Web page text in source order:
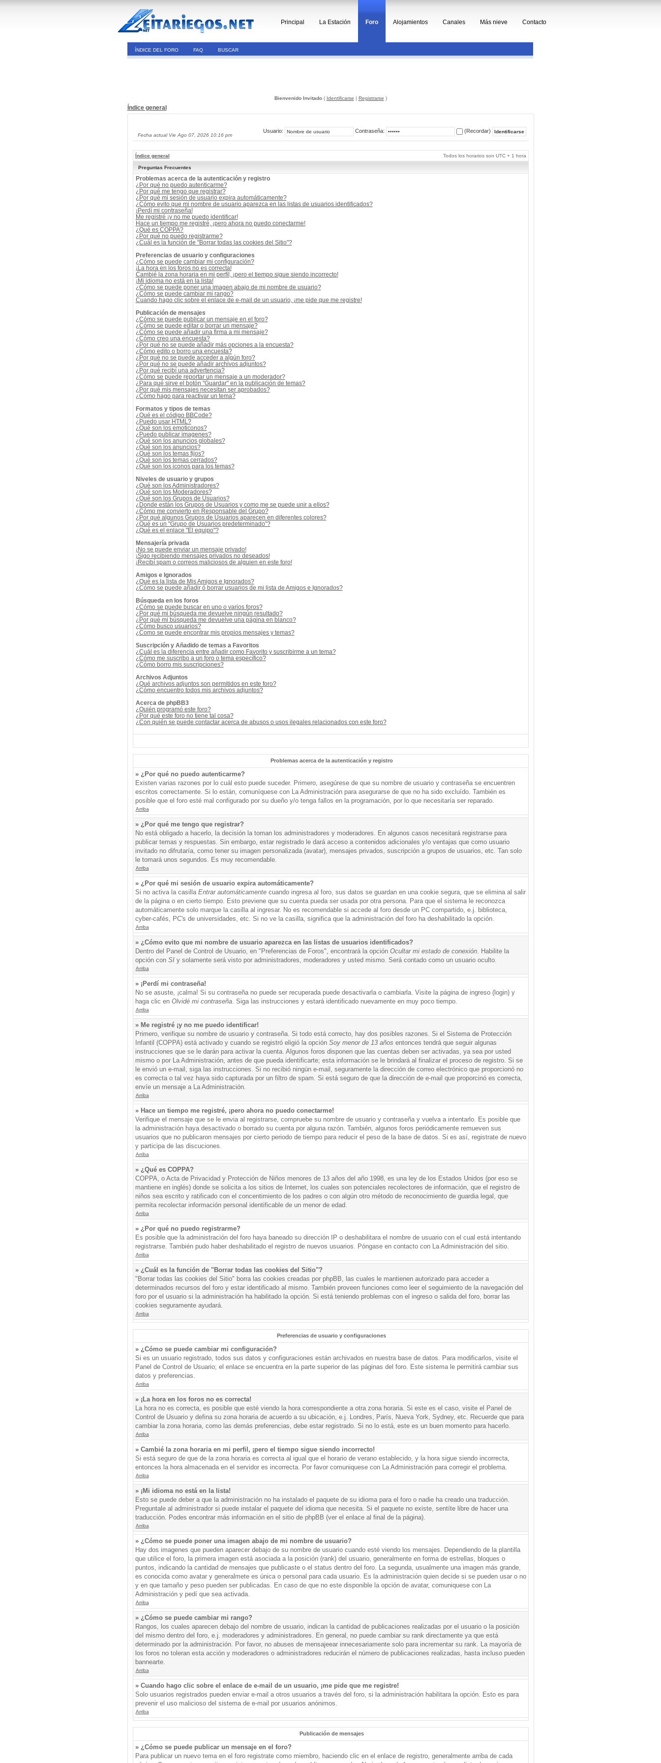
Principal La Estación Foro Alojamientos Canales Más nieve Contacto
ÍNDICE DEL FORO FAQ BUSCAR
Bienvenido Invitado( Identificarse | Registrarse )
Índice general
Fecha actual Vie Ago 07, 2026 10:16 pm
Usuario: Contraseña: (Recordar)
Índice general Todos los horarios son UTC + 1 hora
Preguntas Frecuentes
Problemas acerca de la autenticación y registro
¿Por qué no puedo autenticarme?
¿Por qué me tengo que registrar?
¿Por qué mi sesión de usuario expira automáticamente?
¿Cómo evito que mi nombre de usuario aparezca en las listas de usuarios identificados?
¡Perdí mi contraseña!
Me registré ¡y no me puedo identificar!
Hace un tiempo me registré, ¡pero ahora no puedo conectarme!
¿Qué es COPPA?
¿Por qué no puedo registrarme?
¿Cuál es la función de "Borrar todas las cookies del Sitio"?
Preferencias de usuario y configuraciones
¿Cómo se puede cambiar mi configuración?
¡La hora en los foros no es correcta!
Cambié la zona horaria en mi perfil, ¡pero el tiempo sigue siendo incorrecto!
¡Mi idioma no está en la lista!
¿Cómo se puede poner una imagen abajo de mi nombre de usuario?
¿Cómo se puede cambiar mi rango?
Cuando hago clic sobre el enlace de e-mail de un usuario, ¡me pide que me registre!
Publicación de mensajes
¿Cómo se puede publicar un mensaje en el foro?
¿Cómo se puede editar o borrar un mensaje?
¿Cómo se puede añadir una firma a mi mensaje?
¿Cómo creo una encuesta?
¿Por qué no se puede añadir más opciones a la encuesta?
¿Cómo edito o borro una encuesta?
¿Por qué no se puede acceder a algún foro?
¿Por qué no se puede añadir archivos adjuntos?
¿Por qué recibí una advertencia?
¿Cómo se puede reportar un mensaje a un moderador?
¿Para qué sirve el botón "Guardar" en la publicación de temas?
¿Por qué mis mensajes necesitan ser aprobados?
¿Cómo hago para reactivar un tema?
Formatos y tipos de temas
¿Qué es el código BBCode?
¿Puedo usar HTML?
¿Qué son los emoticonos?
¿Puedo publicar imagenes?
¿Qué son los anuncios globales?
¿Qué son los anuncios?
¿Qué son los temas fijos?
¿Qué son los temas cerrados?
¿Qué son los iconos para los temas?
Niveles de usuario y grupos
¿Qué son los Administradores?
¿Qué son los Moderadores?
¿Qué son los Grupos de Usuarios?
¿Donde están los Grupos de Usuarios y como me se puede unir a ellos?
¿Cómo me convierto en Responsable del Grupo?
¿Por qué algunos Grupos de Usuarios aparecen en diferentes colores?
¿Qué es un "Grupo de Usuarios predeterminado"?
¿Qué es el enlace "El equipo"?
Mensajería privada
¡No se puede enviar un mensaje privado!
¡Sigo recibiendo mensajes privados no deseados!
¡Recibí spam o correos maliciosos de alguien en este foro!
Amigos e Ignorados
¿Qué es la lista de Mis Amigos e Ignorados?
¿Cómo se puede añadir ó borrar usuarios de mi lista de Amigos e Ignorados?
Búsqueda en los foros
¿Cómo se puede buscar en uno o varios foros?
¿Por qué mi búsqueda me devuelve ningún resultado?
¿Por qué mi búsqueda me devuelve una página en blanco?
¿Cómo busco usuarios?
¿Como se puede encontrar mis propios mensajes y temas?
Suscripción y Añadido de temas a Favoritos
¿Cuál es la diferencia entre añadir como Favorito y suscribirme a un tema?
¿Cómo me suscribo a un foro o tema específico?
¿Cómo borro mis suscripciones?
Archivos Adjuntos
¿Qué archivos adjuntos son permitidos en este foro?
¿Cómo encuentro todos mis archivos adjuntos?
Acerca de phpBB3
¿Quién programó este foro?
¿Por qué este foro no tiene tal cosa?
¿Con quién se puede contactar acerca de abusos o usos ilegales relacionados con este foro?
Problemas acerca de la autenticación y registro
» ¿Por qué no puedo autenticarme?
Existen varias razones por lo cuál esto puede suceder. Primero, asegúrese de que su nombre de usuario y contraseña se encuentren
escritos correctamente. Si lo están, comuníquese con La Administración para asegurarse de que no ha sido excluído. También es
posible que el foro esté mal configurado por su dueño y/o tenga fallos en la programación, por lo que necesitaría ser reparado.
Arriba
» ¿Por qué me tengo que registrar?
No está obligado a hacerlo, la decisión la toman los administradores y moderadores. En algunos casos necesitará registrarse para
publicar temas y respuestas. Sin embargo, estar registrado le dará acceso a contenidos adicionales y/o ventajas que como usuario
invitado no difrutaría, como tener su imagen personalizada (avatar), mensajes privados, suscripción a grupos de usuarios, etc. Tan solo
le tomará unos segundos. Es muy recomendable.
Arriba
» ¿Por qué mi sesión de usuario expira automáticamente?
Si no activa la casilla Entrar automáticamentecuando ingresa al foro, sus datos se guardan en una cookie segura, que se elimina al salir
de la página o en cierto tiempo. Esto previene que su cuenta pueda ser usada por otra persona. Para que el sistema le reconozca
automáticamente solo marque la casilla al ingresar. No es recomendable si accede al foro desde un PC compartido, e.j. biblioteca,
cyber-cafés, PC's de universidades, etc. Si no ve la casilla, significa que la administración del foro ha deshabilitado la opción.
Arriba
» ¿Cómo evito que mi nombre de usuario aparezca en las listas de usuarios identificados?
Dentro del Panel de Control de Usuario, en "Preferencias de Foros", encontrará la opción Ocultar mi estado de conexión. Habilite la
opción con SIy solamente será visto por administradores, moderadores y usted mismo. Será contado como un usuario oculto.
Arriba
» ¡Perdí mi contraseña!
No se asuste, ¡calma! Si su contraseña no puede ser recuperada puede desactivarla o cambiarla. Visite la página de ingreso (login) y
haga clic en Olvidé mi contraseña. Siga las instrucciones y estará identificado nuevamente en muy poco tiempo.
Arriba
» Me registré ¡y no me puedo identificar!
Primero, verifique su nombre de usuario y contraseña. Si todo está correcto, hay dos posibles razones. Si el Sistema de Protección
Infantil (COPPA) está activado y cuando se registró eligió la opción Soy menor de 13 años entonces tendrá que seguir algunas
instrucciones que se le darán para activar la cuenta. Algunos foros disponen que las cuentas deben ser activadas, ya sea por usted
mismo o por La Administración, antes de que pueda identificarte; esta información se le brindará al finalizar el proceso de registro. Si se
le envió un e-mail, siga las instrucciones. Si no recibió ningún e-mail, seguramente la dirección de correo electrónico que proporcionó no
es correcta o tal vez haya sido capturada por un filtro de spam. Si está seguro de que la dirección de e-mail que proporcinó es correcta,
envíe un mensaje a La Administración.
Arriba
» Hace un tiempo me registré, ¡pero ahora no puedo conectarme!
Verifique el mensaje que se le envia al registrarse, compruebe su nombre de usuario y contraseña y vuelva a intentarlo. Es posible que
la administración haya desactivado o borrado su cuenta por alguna razón. También, algunos foros periódicamente remueven sus
usuarios que no publicaron mensajes por cierto periodo de tiempo para reducir el peso de la base de datos. Si es así, registrate de nuevo
y participa de las discuciones.
Arriba
» ¿Qué es COPPA?
COPPA, o Acta de Privacidad y Protección de Niños menores de 13 años del año 1998, es una ley de los Estados Unidos (por eso se
mantiene en inglés) donde se solicita a los sitios de Internet, los cuales son potenciales recolectores de información, que el registro de
niños sea escrito y ratificado con el concentimiento de los padres o con algún otro método de reconocimiento de guardia legal, que
permita recolectar información personal identificable de un menor de edad.
Arriba
» ¿Por qué no puedo registrarme?
Es posible que la administración del foro haya baneado su dirección IP o deshabilitara el nombre de usuario con el cual está intentando
registrarse. También pudo haber deshabilitado el registro de nuevos usuarios. Póngase en contacto con La Administración del sitio.
Arriba
» ¿Cuál es la función de "Borrar todas las cookies del Sitio"?
"Borrar todas las cookies del Sitio" borra las cookies creadas por phpBB, las cuales le mantienen autorizado para acceder a
determinados recursos del foro y estar identificado al mismo. También proveen funciones como leer el seguimiento de la navegación del
foro por el usuario si la administración ha habilitado la opción. Si está teniendo problemas con el ingreso o salida del foro, borrar las
cookies seguramente ayudará.
Arriba
Preferencias de usuario y configuraciones
» ¿Cómo se puede cambiar mi configuración?
Si es un usuario registrado, todos sus datos y configuraciones están archivados en nuestra base de datos. Para modificarlos, visite el
Panel de Control de Usuario; el enlace se encuentra en la parte superior de las páginas del foro. Este sistema le permitirá cambiar sus
datos y preferencias.
Arriba
» ¡La hora en los foros no es correcta!
La hora no es correcta, es posible que esté viendo la hora correspondiente a otra zona horaria. Si este es el caso, visite el Panel de
Control de Usuario y defina su zona horaria de acuerdo a su ubicación, e.j. Londres, París, Nueva York, Sydney, etc. Recuerde que para
cambiar la zona horaria, como las demás preferencias, debe estar registrado. Si no lo está, este es un buen momento para hacerlo.
Arriba
» Cambié la zona horaria en mi perfil, ¡pero el tiempo sigue siendo incorrecto!
Si está seguro de que de la zona horaria es correcta al igual que el horario de verano establecido, y la hora sigue siendo incorrecta,
entonces la hora almacenada en el servidor es incorrecta. Por favor comuniquese con La Administración para corregir el problema.
Arriba
» ¡Mi idioma no está en la lista!
Esto se puede deber a que la administración no ha instalado el paquete de su idioma para el foro o nadie ha creado una traducción.
Preguntale al administrador si puede instalar el paquete del idioma que necesita. Si el paquete no existe, sentíte libre de hacer una
traducción. Podes encontrar más información en el sitio de phpBB (ver el enlace al final de la página).
Arriba
» ¿Cómo se puede poner una imagen abajo de mi nombre de usuario?
Hay dos imagenes que pueden aparecer debajo de su nombre de usuario cuando esté viendo los mensajes. Dependiendo de la plantilla
que utilice el foro, la primera imagen está asociada a la posición (rank) del usuario, generalmente en forma de estrellas, bloques o
puntos, indicando la cantidad de mensajes que publicaste o el status dentro del foro. La segunda, usualmente una imagen más grande,
es conocida como avatar y generalmete es única o personal para cada usuario. Es la administración quien decide si se pueden usar o no
y en que tamaño y peso pueden ser publicadas. En caso de que no este disponible la opción de avatar, comuniquese con La
Administración y pedí que sea activada.
Arriba
» ¿Cómo se puede cambiar mi rango?
Rangos, los cuales aparecen debajo del nombre de usuario, indican la cantidad de publicaciones realizadas por el usuario o la posición
del mismo dentro del foro, e.j. moderadores y administradores. En general, no puede cambiar su rank directamente ya que está
determinado por la administración. Por favor, no abuses de mensajeear innecesariamente solo para incrementar su rank. La mayoría de
los foros no toleran esta acción y moderadores o administradores reducirán el número de publicaciones realizadas, hasta incluso pueden
bannearte.
Arriba
» Cuando hago clic sobre el enlace de e-mail de un usuario, ¡me pide que me registre!
Solo usuarios registrados pueden enviar e-mail a otros usuarios a través del foro, si la administración habilitara la opción. Esto es para
prevenir el uso malicioso del sistema de e-mail por usuarios anónimos.
Arriba
Publicación de mensajes
» ¿Cómo se puede publicar un mensaje en el foro?
Para publicar un nuevo tema en el foro registrate como miembro, haciendo clic en el enlace de registro, generalmente arriba de cada